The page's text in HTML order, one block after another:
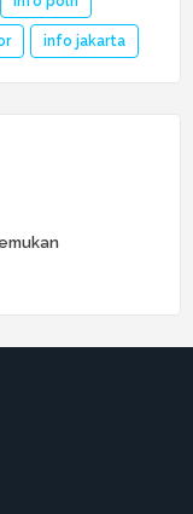
info jakarta